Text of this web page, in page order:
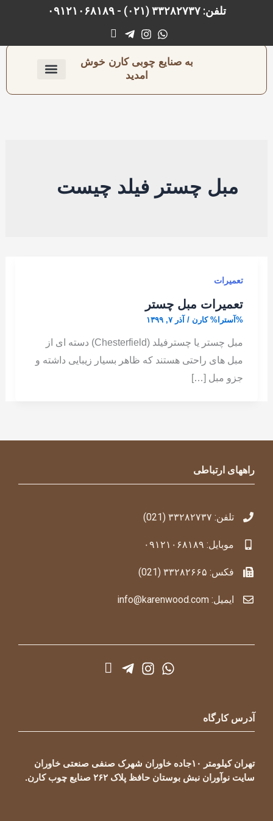
محتوا
تلفن: ۳۳۲۸۲۷۳۷ (۰۲۱) - ۰۹۱۲۱۰۶۸۱۸۹
به صنایع چوبی کارن خوش
امدید
مبل چستر فیلد چیست
تعمیرات
تعمیرات مبل چستر
%آسترا% کارن / آذر ۷, ۱۳۹۹
مبل چستر یا چسترفیلد (Chesterfield) دسته ای از
مبل های راحتی هستند که ظاهر بسیار زیبایی داشته و
جزو مبل […]
راههای ارتباطی
تلفن: ۳۳۲۸۲۷۳۷ (021)
موبایل: ۰۹۱۲۱۰۶۸۱۸۹
فکس: ۳۳۲۸۲۶۶۵ (021)
ایمیل: info@karenwood.com
آدرس کارگاه
تهران کیلومتر ۱۰جاده خاوران شهرک صنفی صنعتی خاوران
سایت نوآوران نبش بوستان حافظ پلاک ۲۶۲ صنایع چوب کارن.